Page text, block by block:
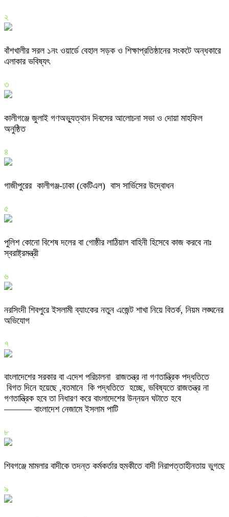
২
বাঁশখালীর সরল ১নং ওয়ার্ডে বেহাল সড়ক ও শিক্ষাপ্রতিষ্ঠানের সংকটে অন্ধকারে
এলাকার ভবিষ্যৎ
৩
কালীগঞ্জে জুলাই গণঅভ্যুত্থান দিবসের আলোচনা সভা ও দোয়া মাহফিল
অনুষ্ঠিত
৪
গাজীপুরের কালীগঞ্জ-ঢাকা (কেটিএল) বাস সার্ভিসের উদ্বোধন
৫
পুলিশ কোনো বিশেষ দলের বা গোষ্ঠীর লাঠিয়াল বাহিনী হিসেবে কাজ করবে নাঃ
স্বরাষ্ট্রমন্ত্রী
৬
নরসিংদী শিবপুরে ইসলামী ব্যাংকের নতুন এজেন্ট শাখা নিয়ে বিতর্ক, নিয়ম লঙ্ঘনের
অভিযোগ
৭
বাংলাদেশের সরকার বা এদেশ পরিচালনা রাজতন্ত্র না গণতান্ত্রিক পদ্ধতিতে
বিগত দিনে হয়েছে ,বতমানে কি পদ্ধতিতে হচ্ছে, ভবিষ্যতে রাজতন্ত্র না
গণতান্ত্রিক হবে তা নিধারণ করে বাংলাদেশের উন্নয়ন ঘটাতে হবে
——— বাংলাদেশ নেজামে ইসলাম পাটি
৮
শিবগঞ্জে মামলার বাদীকে তদন্ত কর্মকর্তার হুমকীতে বাদী নিরাপত্তাহীনতায় ভুগছে
৯